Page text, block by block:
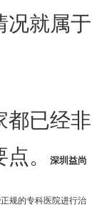
况就属于
已经非
点。深圳益尚
规的专科医院进行治